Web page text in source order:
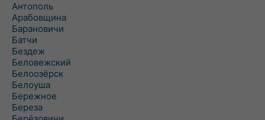
Антополь
Арабовщина
Барановичи
Батчи
Бездеж
Беловежский
Белоозёрск
Белоуша
Бережное
Береза